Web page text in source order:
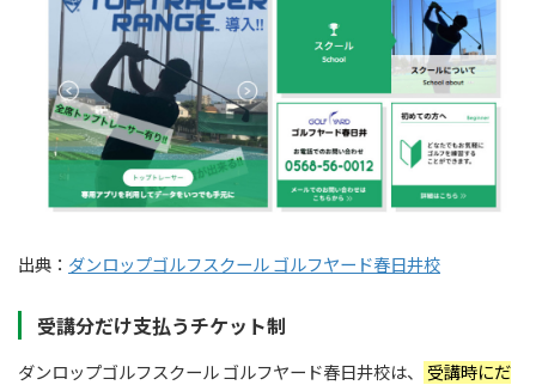
出典： ダンロップゴルフスクール ゴルフヤード春日井校
受講分だけ支払うチケット制
ダンロップゴルフスクール ゴルフヤード春日井校は、
受講時にだ